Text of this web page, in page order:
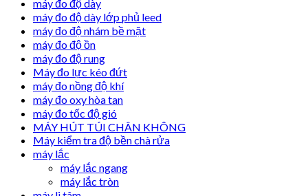
máy đo độ dày
máy đo độ dày lớp phủ leed
máy đo độ nhám bề mặt
máy đo độ ồn
máy đo độ rung
Máy đo lực kéo đứt
máy đo nồng độ khí
máy đo oxy hòa tan
máy đo tốc độ gió
MÁY HÚT TÚI CHÂN KHÔNG
Máy kiểm tra độ bền chà rửa
máy lắc
máy lắc ngang
máy lắc tròn